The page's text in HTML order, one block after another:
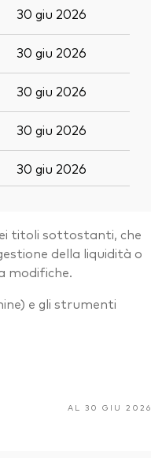
30 giu 2026
30 giu 2026
30 giu 2026
30 giu 2026
30 giu 2026
titoli sottostanti, che
della liquidità o
modifiche.
e gli strumenti
AL 30 GIU 2026